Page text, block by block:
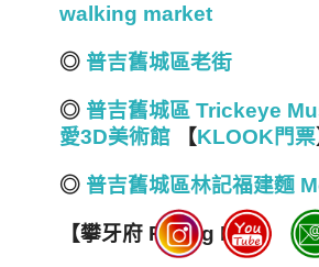
walking market
◎ 普吉舊城區老街
◎ 普吉舊城區 Trickeye
愛3D美術館 【KLOOK門票
◎ 普吉舊城區林記福建麵
【攀牙府 Phang Nga】